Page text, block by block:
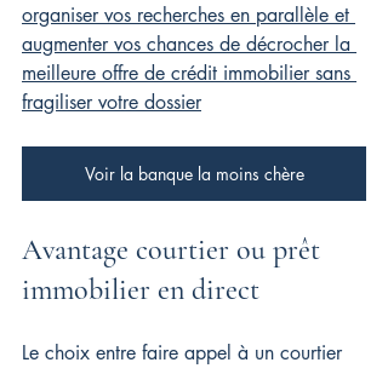
organiser vos recherches en parallèle et
augmenter vos chances de décrocher la
meilleure offre de crédit immobilier sans
fragiliser votre dossier
Voir la banque la moins chère
Avantage courtier ou prêt
immobilier en direct
Le choix entre faire appel à un courtier